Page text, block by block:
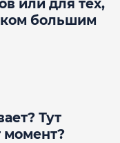
или для тех,
большим
Тут
момент?